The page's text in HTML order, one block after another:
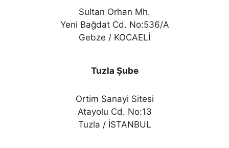
Sultan Orhan Mh.
Yeni Bağdat Cd. No:536/A
Gebze / KOCAELİ
Tuzla Şube
Ortim Sanayi Sitesi
Atayolu Cd. No:13
Tuzla / İSTANBUL